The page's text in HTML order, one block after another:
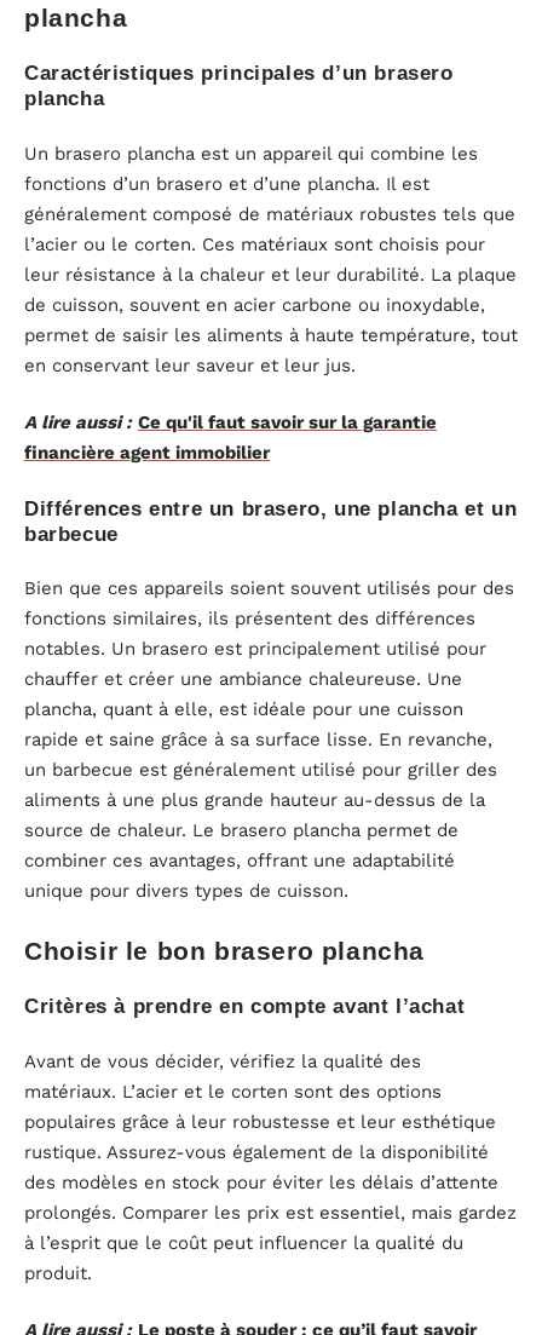
plancha
Caractéristiques principales d’un brasero
plancha
Un brasero plancha est un appareil qui combine les
fonctions d’un brasero et d’une plancha. Il est
généralement composé de matériaux robustes tels que
l’acier ou le corten. Ces matériaux sont choisis pour
leur résistance à la chaleur et leur durabilité. La plaque
de cuisson, souvent en acier carbone ou inoxydable,
permet de saisir les aliments à haute température, tout
en conservant leur saveur et leur jus.
A lire aussi : Ce qu'il faut savoir sur la garantie
financière agent immobilier
Différences entre un brasero, une plancha et un
barbecue
Bien que ces appareils soient souvent utilisés pour des
fonctions similaires, ils présentent des différences
notables. Un brasero est principalement utilisé pour
chauffer et créer une ambiance chaleureuse. Une
plancha, quant à elle, est idéale pour une cuisson
rapide et saine grâce à sa surface lisse. En revanche,
un barbecue est généralement utilisé pour griller des
aliments à une plus grande hauteur au-dessus de la
source de chaleur. Le brasero plancha permet de
combiner ces avantages, offrant une adaptabilité
unique pour divers types de cuisson.
Choisir le bon brasero plancha
Critères à prendre en compte avant l’achat
Avant de vous décider, vérifiez la qualité des
matériaux. L’acier et le corten sont des options
populaires grâce à leur robustesse et leur esthétique
rustique. Assurez-vous également de la disponibilité
des modèles en stock pour éviter les délais d’attente
prolongés. Comparer les prix est essentiel, mais gardez
à l’esprit que le coût peut influencer la qualité du
produit.
A lire aussi : Le poste à souder : ce qu’il faut savoir